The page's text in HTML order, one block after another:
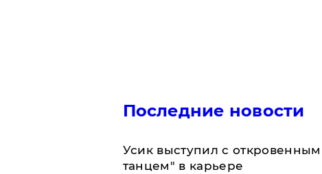
Последние новости
Усик выступил с
танцем" в карьере